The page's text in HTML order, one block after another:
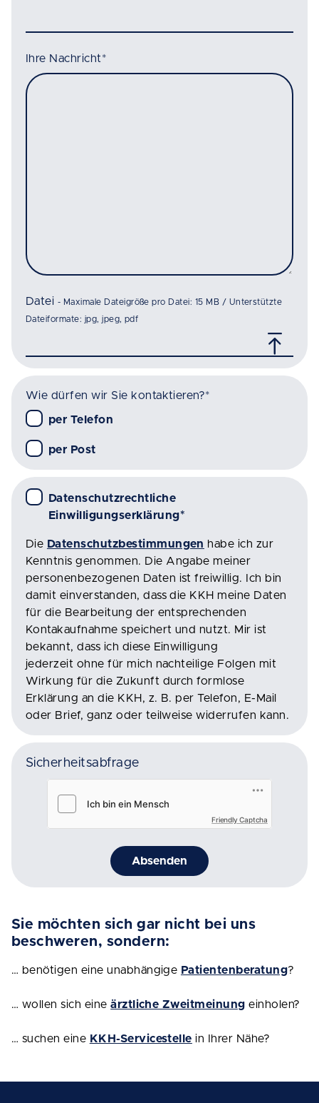
Ihre Nachricht*
Datei - Maximale Dateigröße pro Datei: 15 MB / Unterstützte
Dateiformate: jpg, jpeg, pdf
Wie dürfen wir Sie kontaktieren?*
per Telefon
per Post
Datenschutzrechtliche
Einwilligungserklärung*
Die Datenschutzbestimmungen habe ich zur
Kenntnis genommen. Die Angabe meiner
personenbezogenen Daten ist freiwillig. Ich bin
damit einverstanden, dass die KKH meine Daten
für die Bearbeitung der entsprechenden
Kontakaufnahme speichert und nutzt. Mir ist
bekannt, dass ich diese Einwilligung
jederzeit ohne für mich nachteilige Folgen mit
Wirkung für die Zukunft durch formlose
Erklärung an die KKH, z. B. per Telefon, E-Mail
oder Brief, ganz oder teilweise widerrufen kann.
Sicherheitsabfrage
Friendly Captcha
Absenden
Sie möchten sich gar nicht bei uns
beschweren, sondern:
… benötigen eine unabhängige Patientenberatung?
… wollen sich eineärztliche Zweitmeinung einholen?
… suchen eine KKH-Servicestelle in Ihrer Nähe?